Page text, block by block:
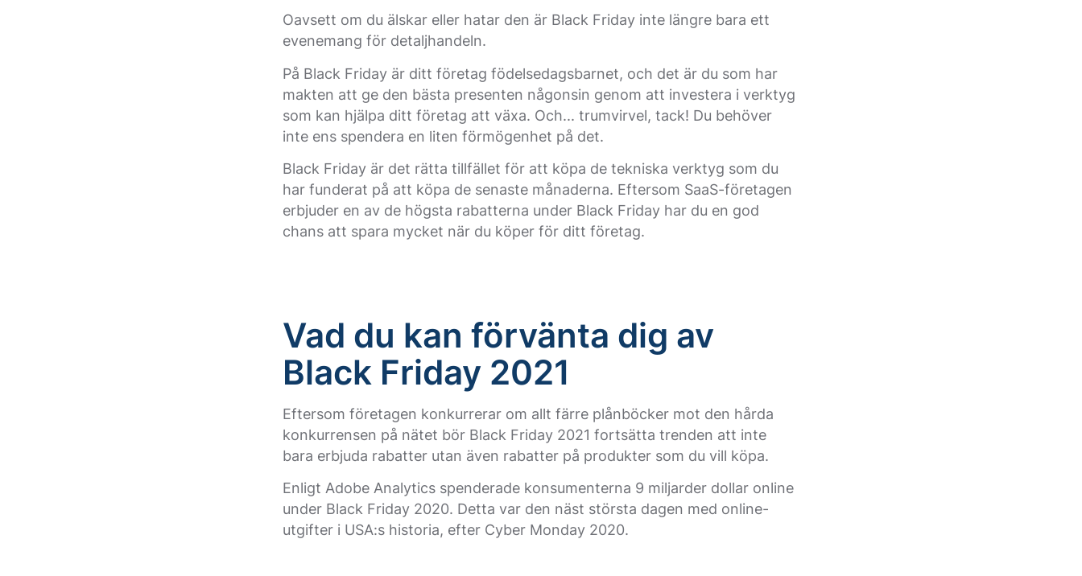
Oavsett om du älskar eller hatar den är Black Friday inte längre bara ett
evenemang för detaljhandeln.
På Black Friday är ditt företag födelsedagsbarnet, och det är du som har
makten att ge den bästa presenten någonsin genom att investera i verktyg
som kan hjälpa ditt företag att växa. Och... trumvirvel, tack! Du behöver
inte ens spendera en liten förmögenhet på det.
Black Friday är det rätta tillfället för att köpa de tekniska verktyg som du
har funderat på att köpa de senaste månaderna. Eftersom SaaS-företagen
erbjuder en av de högsta rabatterna under Black Friday har du en god
chans att spara mycket när du köper för ditt företag.
Vad du kan förvänta dig av
Black Friday 2021
Eftersom företagen konkurrerar om allt färre plånböcker mot den hårda
konkurrensen på nätet bör Black Friday 2021 fortsätta trenden att inte
bara erbjuda rabatter utan även rabatter på produkter som du vill köpa.
Enligt Adobe Analytics spenderade konsumenterna 9 miljarder dollar online
under Black Friday 2020. Detta var den näst största dagen med online-
utgifter i USA:s historia, efter Cyber Monday 2020.